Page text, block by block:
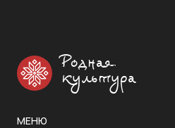
Родная
культура
МЕНЮ